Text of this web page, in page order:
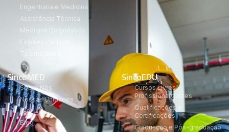
Engenharia e Medicina
Assistência Técnica
Medicina Diagnóstica
Exames Clínicos
Telemedicina
SincoMED
Sobre Nós
Nossas Unidades
FAQ
Blog
SincoEDU
Cursos Livres
Profissionalizantes
Qualificações e
Certificações
Graduação e Pós-graduação